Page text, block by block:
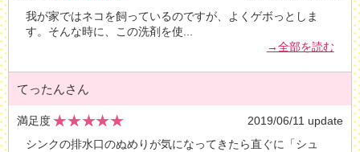
我が家ではネコを飼っているのですが、よくゲボっとしま
す。そんな時に、この洗剤を使
→全部を読む
てったんさん
満足度
2019/06/11 update
シンクの排水口のぬめりが気になってきたら直ぐに「シュ